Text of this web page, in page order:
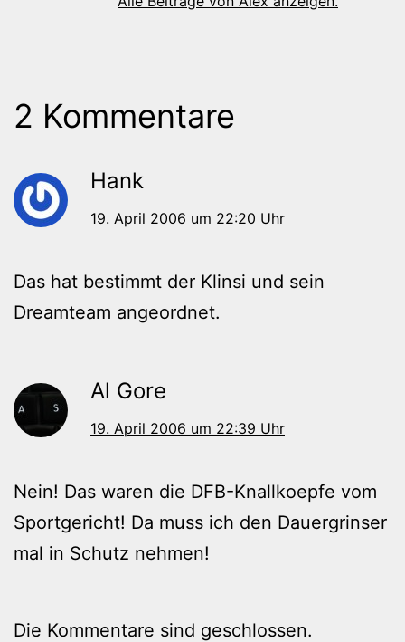
2 Kommentare
Hank
19. April 2006 um 22:20 Uhr
Das hat bestimmt der Klinsi und sein
Dreamteam angeordnet.
Al Gore
19. April 2006 um 22:39 Uhr
Nein! Das waren die DFB-Knallkoepfe vom
Sportgericht! Da muss ich den Dauergrinser
mal in Schutz nehmen!
Die Kommentare sind geschlossen.